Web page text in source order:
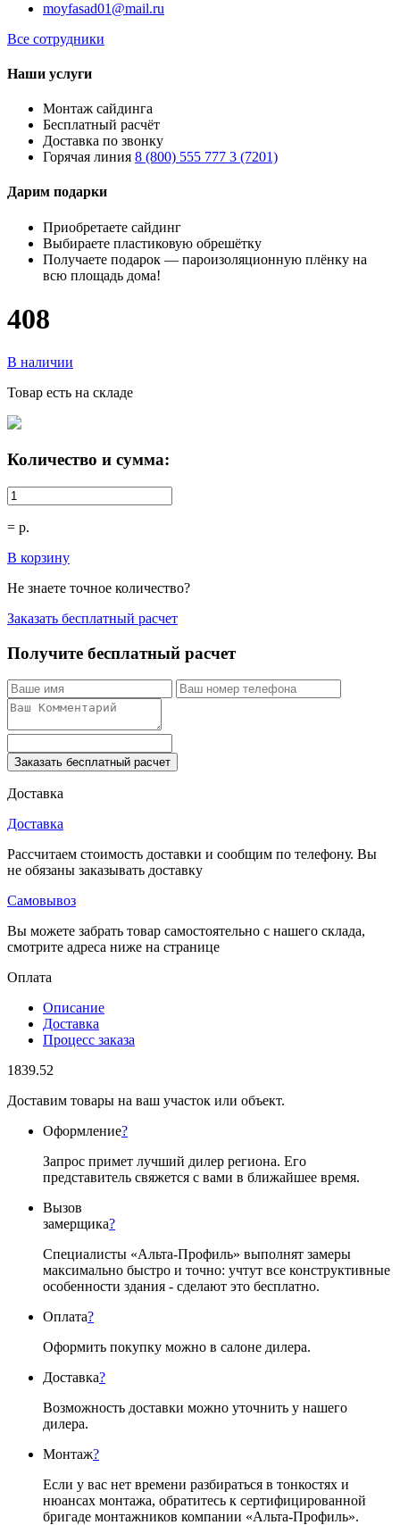
moyfasad01@mail.ru
Все сотрудники
Наши услуги
Монтаж сайдинга
Бесплатный расчёт
Доставка по звонку
Горячая линия 8 (800) 555 777 3 (7201)
Дарим подарки
Приобретаете сайдинг
Выбираете пластиковую обрешётку
Получаете подарок — пароизоляционную плёнку на
всю площадь дома!
408
В наличии
Товар есть на складе
Количество и сумма:
= р.
В корзину
Не знаете точное количество?
Заказать бесплатный расчет
Получите бесплатный расчет
Заказать бесплатный расчет
Доставка
Доставка
Рассчитаем стоимость доставки и сообщим по телефону. Вы
не обязаны заказывать доставку
Самовывоз
Вы можете забрать товар самостоятельно с нашего склада,
смотрите адреса ниже на странице
Оплата
Описание
Доставка
Процесс заказа
1839.52
Доставим товары на ваш участок или объект.
Оформление?
Запрос примет лучший дилер региона. Его
представитель свяжется с вами в ближайшее время.
Вызов
замерщика?
Специалисты «Альта-Профиль» выполнят замеры
максимально быстро и точно: учтут все конструктивные
особенности здания - сделают это бесплатно.
Оплата?
Оформить покупку можно в салоне дилера.
Доставка?
Возможность доставки можно уточнить у нашего
дилера.
Монтаж?
Если у вас нет времени разбираться в тонкостях и
нюансах монтажа, обратитесь к сертифицированной
бригаде монтажников компании «Альта-Профиль».